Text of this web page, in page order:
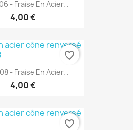
- Fraise En Acier...
4,00 €
- Fraise En Acier...
4,00 €
favorite_border
favorite_border